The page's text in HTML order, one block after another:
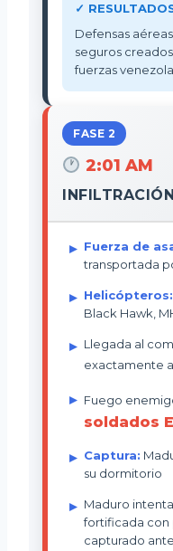
✓
Defensas
seguros
fuerzas
FASE 2
2:01 AM
Fuerza de
transportada
Helicópteros:
Black Hawk,
Llegada al
exactamente
Fuego
soldados
Captura:
su dormitorio
Maduro
fortificada con
capturado